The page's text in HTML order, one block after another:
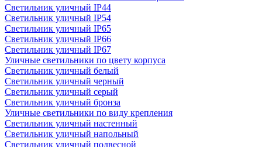
Светильник уличный IP44
Светильник уличный IP54
Светильник уличный IP65
Светильник уличный IP66
Светильник уличный IP67
Уличные светильники по цвету корпуса
Светильник уличный белый
Светильник уличный черный
Светильник уличный серый
Светильник уличный бронза
Уличные светильники по виду крепления
Светильник уличный настенный
Светильник уличный напольный
Светильник уличный подвесной